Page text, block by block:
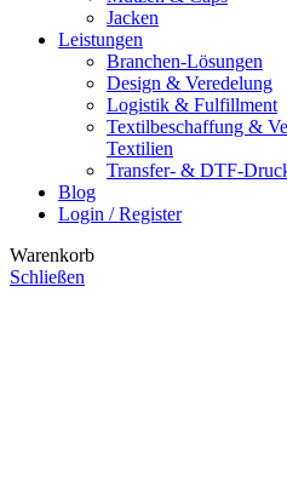
Jacken
Leistungen
Branchen-Lösungen
Design & Veredelung
Logistik & Fulfillment
Textilbeschaffung &
Textilien
Transfer- & DTF-
Blog
Login / Register
Warenkorb
Schließen